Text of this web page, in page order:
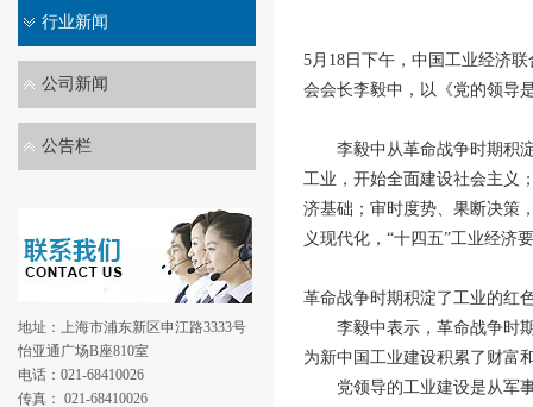
行业新闻
公司新闻
公告栏
地址：上海市浦东新区申江路3333号
怡亚通广场B座810室
电话：021-68410026
传真： 021-68410026
5月18日下午，中国工业经济
会会长李毅中，以《党的领导
李毅中从革命战争时期积淀
工业，开始全面建设社会主义
济基础；审时度势、果断决策
义现代化，“十四五”工业经济
革命战争时期积淀了工业的红
李毅中表示，革命战争时期
为新中国工业建设积累了财富
党领导的工业建设是从军事